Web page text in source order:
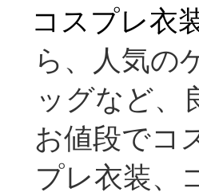
コスプレ衣
ら、人気の
ッグなど、
お値段でコ
プレ衣装、